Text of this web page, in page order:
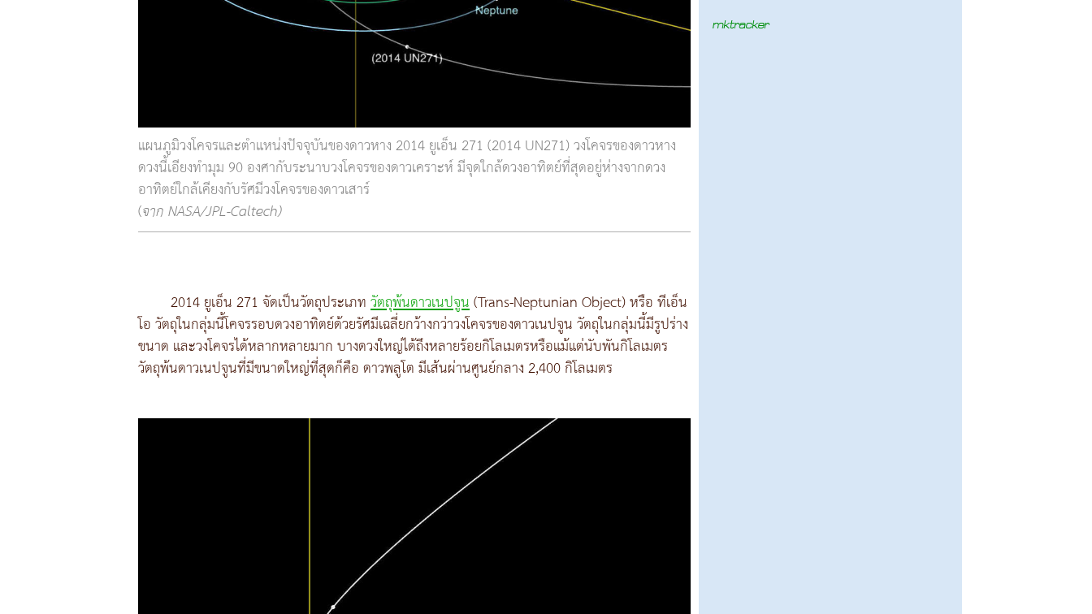
แผนภูมิวงโคจรและตำแหน่งปัจจุบันของดาวหาง 2014 ยูเอ็น 271 (2014 UN271) วงโคจรของดาวหาง
ดวงนี้เอียงทำมุม 90 องศากับระนาบวงโคจรของดาวเคราะห์ มีจุดใกล้ดวงอาทิตย์ที่สุดอยู่ห่างจากดวง
อาทิตย์ใกล้เคียงกับรัศมีวงโคจรของดาวเสาร์
(จาก NASA/JPL-Caltech)
2014 ยูเอ็น 271 จัดเป็นวัตถุประเภทวัตถุพ้นดาวเนปจูน(Trans-Neptunian Object) หรือ ทีเอ็น
โอ วัตถุในกลุ่มนี้โคจรรอบดวงอาทิตย์ด้วยรัศมีเฉลี่ยกว้างกว่าวงโคจรของดาวเนปจูน วัตถุในกลุ่มนี้มีรูปร่าง
ขนาด และวงโคจรได้หลากหลายมาก บางดวงใหญ่ได้ถึงหลายร้อยกิโลเมตรหรือแม้แต่นับพันกิโลเมตร
วัตถุพ้นดาวเนปจูนที่มีขนาดใหญ่ที่สุดก็คือ ดาวพลูโต มีเส้นผ่านศูนย์กลาง 2,400 กิโลเมตร